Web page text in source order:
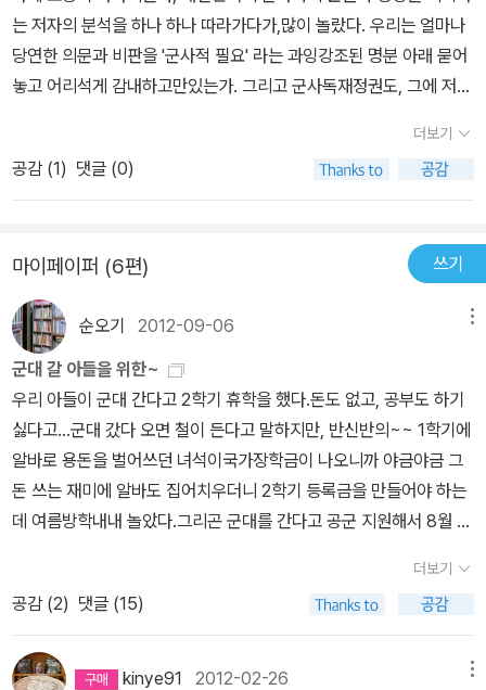
력의 이유로 가장 빈번하게 주장한 것은 장난이고 그리고 친근감의
표시일 뿐” 하지만 그 결과는 치명적이다. 피해자의 말, “사실은 그 일
이후로 여자 친구랑 성관계도 잘 안되고 피하게 되요.” 넬슨이란 정신
다.”고 하는데, 원인이 무엇이든 군대라는 곳이 남자라면 누구나 거쳐
가야 할 곳이라는 점에서 사회적 관심을 기울일 필요가 있다고 생각
한다. 이 책에 보면 내 성장기인 70, 80년대의 기억들이 기술되어 있
스럽게 여겨지던 그 시절, 하지만 이상하게도 그때 애들보다는 지금
애들이 훨씬 더 불쌍하게 여겨진다. 물론 그건 나만의 느낌은 아닌 것
이, 우리 어릴 때와 달리 지금 애들의 얼굴에서는 웃음이란 걸 찾아볼
수가 없기 때문이다. 70, 80년대 우리 사회는 분명 병영체제였건만,
지금은 그보다 훨씬 더 살벌한 전시 체제가 되어서가 아닐까. 군대보
다 무서운 건 바로 신자유주의다.
다는 암묵적인 사회적 합의는 언제나 여성의 희생을 전제로 해왔다.
근대화 과정에서 일어난 여성들의 희생, 민주화운동 과정에서의 성차
별 문제, 가족의 화목을 위해 희생되어져야 하는 여성의 목소리까지
언제나 대의보다 덜 중요한 소의로 분류되어지고 침묵 당해왔다. 그
래서 최근 몇 년간 내 화두의 중심엔 ‘민족’과 ‘군사주의’가 있었다. 여
성을 침묵하게 만드는 억압의 방식들을 찾아내고자 하였으며, 민족주
널리즘과 젠더’와 ‘정현백’의 ‘민족과 페미니즘’을 읽을 때까지도 나
는, 여성은 국가를 초월해야 한다는 것에 동의하기 힘들었다. 단지 ‘강
한’ 국가에서 ‘약한’ 국가로 수위조절을 했을 뿐이었다. 그리고 그동안
‘권혁범’(『국민으로부터의 탈퇴』), ‘임지현’(『이념의 속살』,『우리안의
파시즘』), ‘조한혜정’ 등을 통해 우리 사회에 작동하는 ‘국가주의’에
대한 비판과 운동권 내부의 폭력성에 대한 자기 비판과 성찰은 어느
정도 있어왔다. 그러나 ‘군사주의’와 ‘군사화’ (이념적 가치 체계로
서의 군사주의의 일상화. 사회화)라는 개념으로 우리 사회의 ‘국가주
의’를 분석하고, 80년대 학생운동의 군사화와 성별화, 징병제, 군대
폭력의 문제를 들추어내는 건 이 책이 유일하지 않을까 생각한다. 저
것으로 보았다. 그리고 ‘한국에서 국가주의를 강화시킬 수 있는 역
사적 경험의 뿌리는 일본에 의한 식민화와 강대국에 의한 분단과 한
국전쟁의 경험(p38)’이었으며, 강한 국가만이 평화를 선택할 수 있
고, 국민의 운명 결정권을 가질 수 있었다고 말한다. 나아가 ‘이런 사
는 저자의 분석을 하나 하나 따라가다가,많이 놀랐다. 우리는 얼마나
당연한 의문과 비판을 '군사적 필요' 라는 과잉강조된 명분 아래 묻어
놓고 어리석게 감내하고만있는가. 그리고 군사독재정권도, 그에 저항
의, 군사화된 태도는 어떤 모습인가. 알게 모르게 스며들어있는 군사
화의 모습을 확인할 수 있도록 도와주는 책. 저자가 이 책에 이어, 이
책에서 다룬 주제에 대해 앞으로도더 깊은 연구를해주기를 바란다.
더보기
공감 (1) 댓글 (0)
마이페이퍼 (6편) 쓰기
순오기 2012-09-06
군대 갈 아들을 위한~
우리 아들이 군대 간다고 2학기 휴학을 했다.돈도 없고, 공부도 하기
싫다고...군대 갔다 오면 철이 든다고 말하지만, 반신반의~~ 1학기에
알바로 용돈을 벌어쓰던 녀석이국가장학금이 나오니까 야금야금 그
돈 쓰는 재미에 알바도 집어치우더니 2학기 등록금을 만들어야 하는
데 여름방학내내 놀았다.그리곤 군대를 간다고 공군 지원해서 8월 3
유돼서 정상이지만, 문진으로 특이사항 폐결핵 기록 남았고시력도 2
급 판정에구~ 아들을 명품으로 키워내지 못해서 미안하다. 휴학했는
데, 언제 군입대할지 미지수라 허송세월하는 거 아닐지 걱정된다.아
더보기
공감 (2) 댓글 (15)
kinye91 2012-02-26